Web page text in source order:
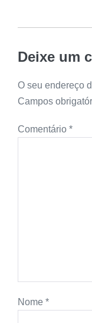
Deixe um
O seu endereço
Campos
Comentário *
Nome *